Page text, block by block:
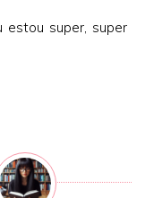
estou super, super